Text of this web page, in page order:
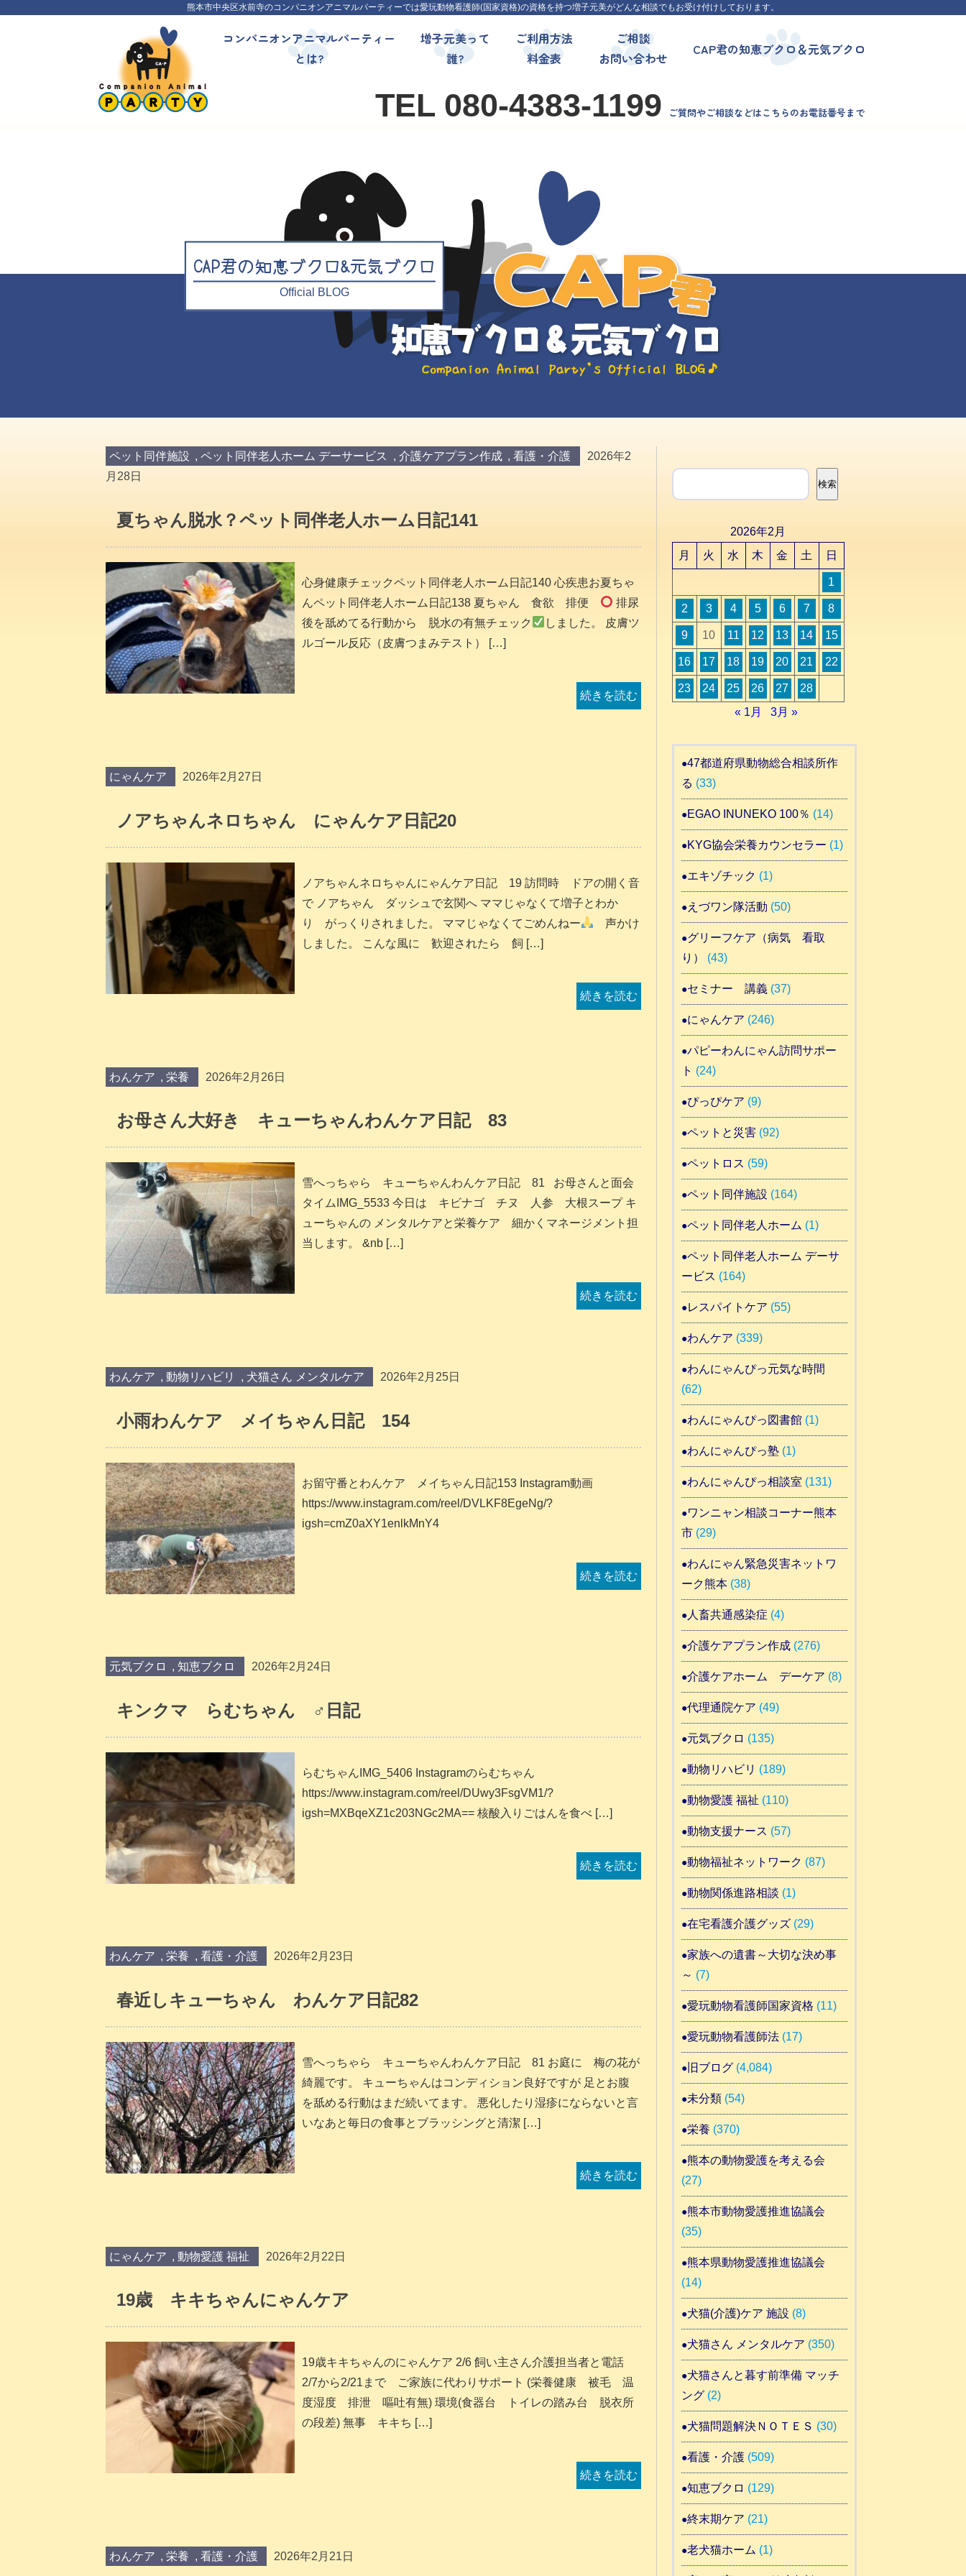
熊本市中央区水前寺のコンパニオンアニマルパーティーでは愛玩動物看護師(国家資格)の資格を持つ増子元美がどんな相談でもお受け付けしております。
コンパニオンアニマルパーティー
とは?
増子元美って
誰?
ご利用方法
料金表
ご相談
お問い合わせ
CAP君の知恵ブクロ＆元気ブクロ
TEL 080-4383-1199 ご質問やご相談などはこちらのお電話番号まで
CAP君の知恵ブクロ&元気ブクロ
Official BLOG
ペット同伴施設 ,ペット同伴老人ホーム デーサービス , 介護ケアプラン作成 ,看護・介護
2026年2
月28日
夏ちゃん脱水？ペット同伴老人ホーム日記141
心身健康チェックペット同伴老人ホーム日記140 心疾患お夏ちゃ
んペット同伴老人ホーム日記138 夏ちゃん 食欲 排便
排尿
後を舐めてる行動から 脱水の有無チェック
しました。 皮膚ツ
ルゴール反応（皮膚つまみテスト） […]
続きを読む
にゃんケア 2026年2月27日
ノアちゃんネロちゃん にゃんケア日記20
ノアちゃんネロちゃんにゃんケア日記 19 訪問時 ドアの開く音
で ノアちゃん ダッシュで玄関へ ママじゃなくて増子とわか
り がっくりされました。 ママじゃなくてごめんねー
声かけ
しました。 こんな風に 歓迎されたら 飼 […]
続きを読む
わんケア ,栄養 2026年2月26日
お母さん大好き キューちゃんわんケア日記 83
雪へっちゃら キューちゃんわんケア日記 81 お母さんと面会
タイムIMG_5533 今日は キビナゴ チヌ 人参 大根スープ キ
ューちゃんの メンタルケアと栄養ケア 細かくマネージメント担
当します。 &nb […]
続きを読む
わんケア ,動物リハビリ , 犬猫さん メンタルケア 2026年2月25日
小雨わんケア メイちゃん日記 154
お留守番とわんケア メイちゃん日記153 Instagram動画
https://www.instagram.com/reel/DVLKF8EgeNg/?
igsh=cmZ0aXY1enlkMnY4
続きを読む
元気ブクロ ,知恵ブクロ 2026年2月24日
キンクマ らむちゃん ♂日記
らむちゃんIMG_5406 Instagramのらむちゃん
https://www.instagram.com/reel/DUwy3FsgVM1/?
igsh=MXBqeXZ1c203NGc2MA== 核酸入りごはんを食べ […]
続きを読む
わんケア ,栄養 , 看護・介護 2026年2月23日
春近しキューちゃん わんケア日記82
雪へっちゃら キューちゃんわんケア日記 81 お庭に 梅の花が
綺麗です。 キューちゃんはコンディション良好ですが 足とお腹
を舐める行動はまだ続いてます。 悪化したり湿疹にならないと言
いなあと毎日の食事とブラッシングと清潔 […]
続きを読む
にゃんケア ,動物愛護 福祉 2026年2月22日
19歳 キキちゃんにゃんケア
19歳キキちゃんのにゃんケア 2/6 飼い主さん介護担当者と電話
2/7から2/21まで ご家族に代わりサポート (栄養健康 被毛 温
度湿度 排泄 嘔吐有無) 環境(食器台 トイレの踏み台 脱衣所
の段差) 無事 キキち […]
続きを読む
わんケア ,栄養 , 看護・介護 2026年2月21日
検索
検索
2026年2月
月
火 水 木 金 土 日
1
2 3 4 5 6 7 8
9 10 11 12 13 14 15
16 17 18 19 20 21 22
23 24 25 26 27
28
« 1月
3月 »
47都道府県動物総合相談所作
る (33)
EGAO INUNEKO 100％ (14)
KYG協会栄養カウンセラー (1)
エキゾチック (1)
えづワン隊活動 (50)
グリーフケア（病気 看取
り）
(43)
セミナー 講義(37)
にゃんケア (246)
パピーわんにゃん訪問サポー
ト (24)
ぴっぴケア (9)
ペットと災害(92)
ペットロス (59)
ペット同伴施設 (164)
ペット同伴老人ホーム (1)
ペット同伴老人ホーム デーサ
ービス (164)
レスパイトケア (55)
わんケア (339)
わんにゃんぴっ元気な時間
(62)
わんにゃんぴっ図書館(1)
わんにゃんぴっ塾(1)
わんにゃんぴっ相談室 (131)
ワンニャン相談コーナー熊本
市(29)
わんにゃん緊急災害ネットワ
ーク熊本(38)
人畜共通感染症 (4)
介護ケアプラン作成(276)
介護ケアホーム デーケア (8)
代理通院ケア (49)
元気ブクロ (135)
動物リハビリ (189)
動物愛護 福祉 (110)
動物支援ナース (57)
動物福祉ネットワーク (87)
動物関係進路相談 (1)
在宅看護介護グッズ(29)
家族への遺書～大切な決め事
～ (7)
愛玩動物看護師国家資格 (11)
愛玩動物看護師法(17)
旧ブログ(4,084)
未分類(54)
栄養 (370)
熊本の動物愛護を考える会
(27)
熊本市動物愛護推進協議会
(35)
熊本県動物愛護推進協議会
(14)
犬猫(介護)ケア 施設 (8)
犬猫さん メンタルケア (350)
犬猫さんと暮す前準備 マッチ
ング(2)
犬猫問題解決ＮＯＴＥＳ (30)
看護・介護(509)
知恵ブクロ (129)
終末期ケア (21)
老犬猫ホーム (1)